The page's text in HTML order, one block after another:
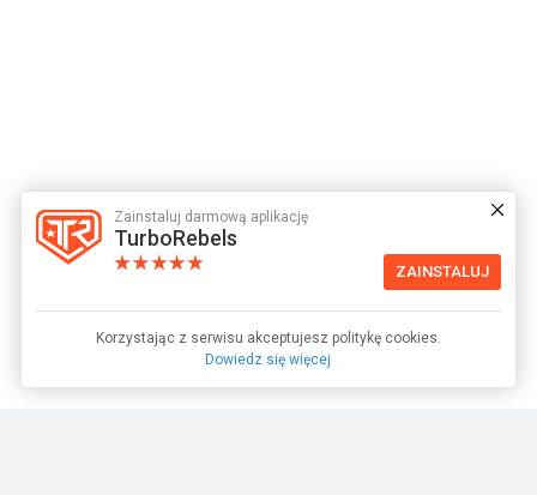
Zainstaluj darmową aplikację
TurboRebels
ZAINSTALUJ
Korzystając z serwisu akceptujesz politykę cookies.
Dowiedz się więcej